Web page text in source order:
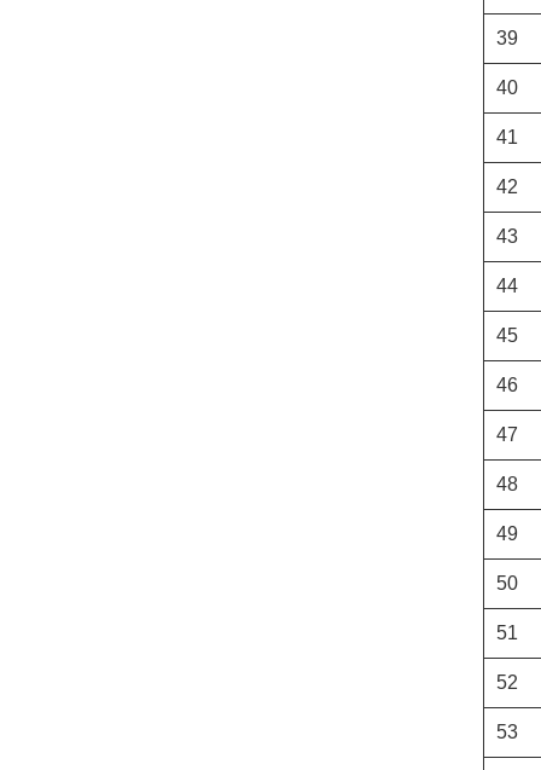
39
40
41
42
43
44
45
46
47
48
49
50
51
52
53